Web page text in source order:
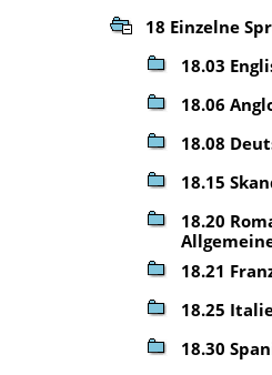
18 Einzelne
18.03
18.06
18.08
18.15
18.20
18.21
18.25
18.30